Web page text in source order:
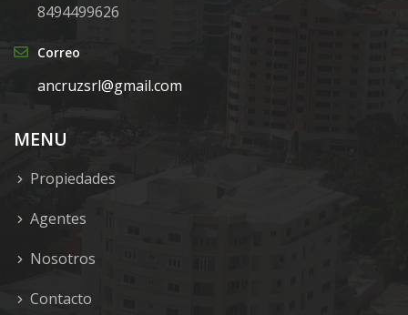
8494499626
Correo
ancruzsrl@gmail.com
MENU
Propiedades
Agentes
Nosotros
Contacto